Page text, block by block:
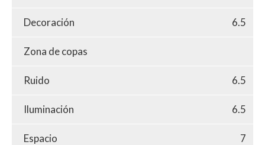
Decoración 6.5
Zona de copas
Ruido 6.5
Iluminación 6.5
Espacio 7